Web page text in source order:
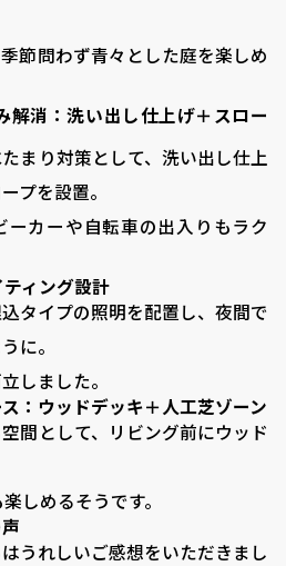
齋藤商店-
工事
カーゴールがある庭
グランがある庭
ン
節問わず青々とした庭を楽しめ
解消：洗い出し仕上げ＋スロー
まり対策として、洗い出し仕上
プを設置。
ーカーや自転車の出入りもラク
ィング設計
タイプの照明を配置し、夜間で
に。
しました。
：ウッドデッキ＋人工芝ゾーン
間として、リビング前にウッド
しめるそうです。
うれしいご感想をいただきまし